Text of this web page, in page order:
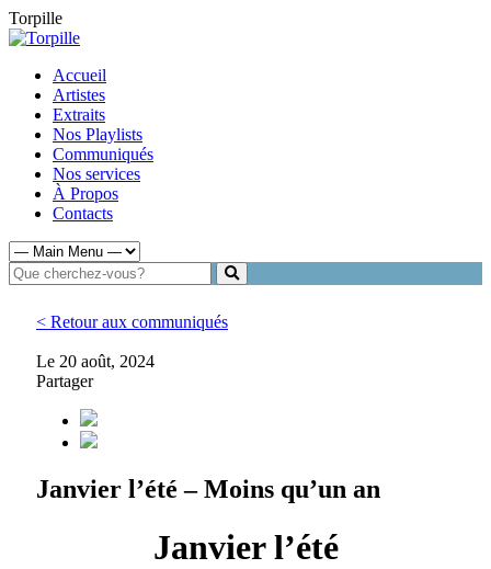
Torpille
Accueil
Artistes
Extraits
Nos Playlists
Communiqués
Nos services
À Propos
Contacts
< Retour aux communiqués
Le 20 août, 2024
Partager
Janvier l’été – Moins qu’un an
Janvier l’été